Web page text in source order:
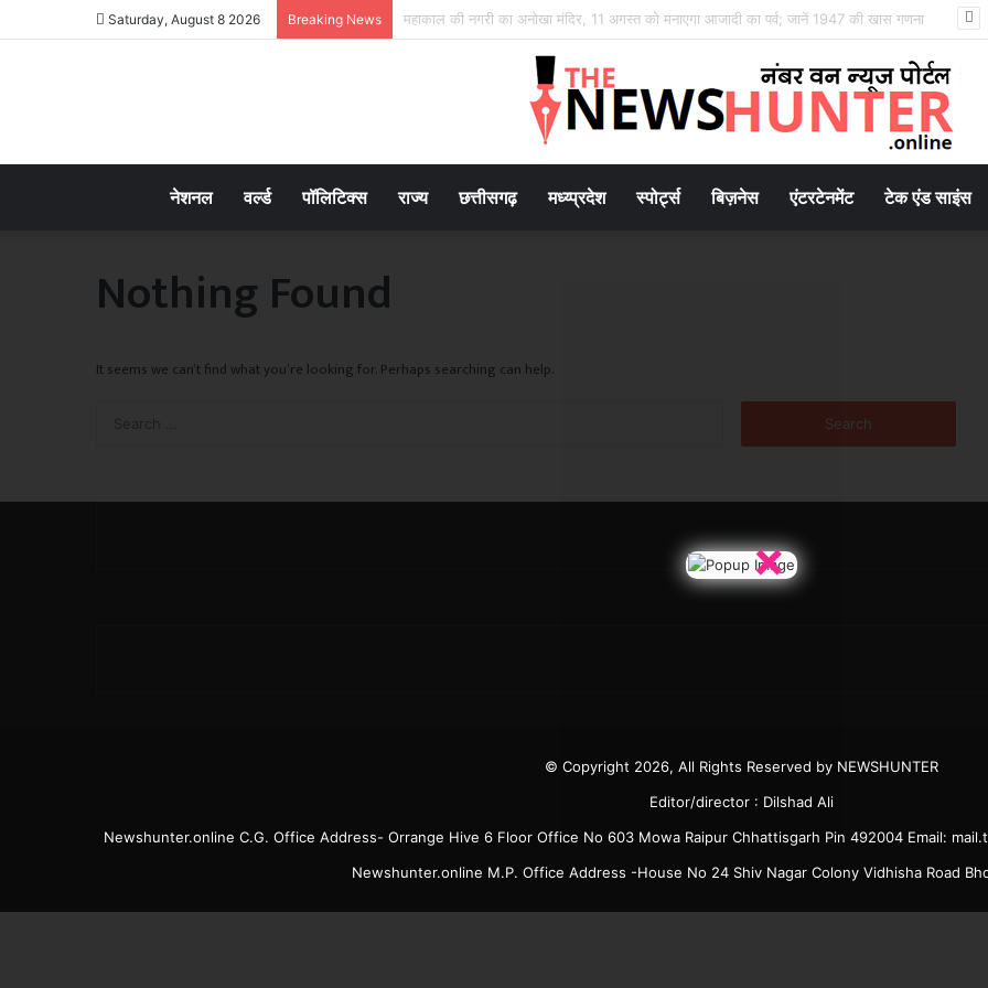
Saturday, August 8 2026 Breaking News
नेशनल वर्ल्ड पॉलिटिक्स राज्य छत्तीसगढ़ मध्य्प्रदेश स्पोर्ट्स बिज़नेस एंटरटेनमेंट टेक एंड साइंस
Nothing Found
It seems we can’t find what you’re looking for. Perhaps searching can help.
×
© Copyright 2026, All Rights Reserved by NEWSHUNTER
Editor/director : Dilshad Ali
Newshunter.online C.G. Office Address- Orrange Hive 6 Floor Office No 603 Mowa Raipur Chhattisgarh Pin 492004 Email:
Newshunter.online M.P. Office Address -House No 24 Shiv Nagar Colony Vidhisha Road